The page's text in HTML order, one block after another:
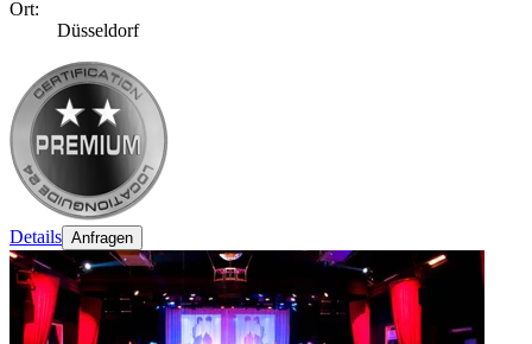
Ort:
Düsseldorf
Details Anfragen